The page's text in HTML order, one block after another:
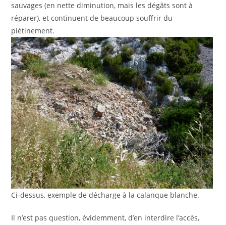
sauvages (en nette diminution, mais les dégâts sont à
réparer), et continuent de beaucoup souffrir du
piétinement.
Ci-dessus, exemple de décharge à la calanque blanche.
Il n’est pas question, évidemment, d’en interdire l’accès,